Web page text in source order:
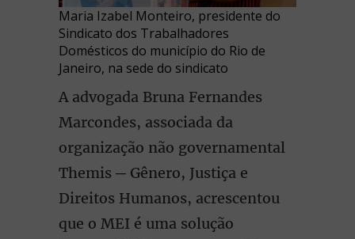
Maria Izabel Monteiro, presidente do
Sindicato dos Trabalhadores
Domésticos do município do Rio de
Janeiro, na sede do sindicato
A advogada Bruna Fernandes
Marcondes, associada da
organização não governamental
Themis ─ Gênero, Justiça e
Direitos Humanos, acrescentou
que o MEI é uma solução